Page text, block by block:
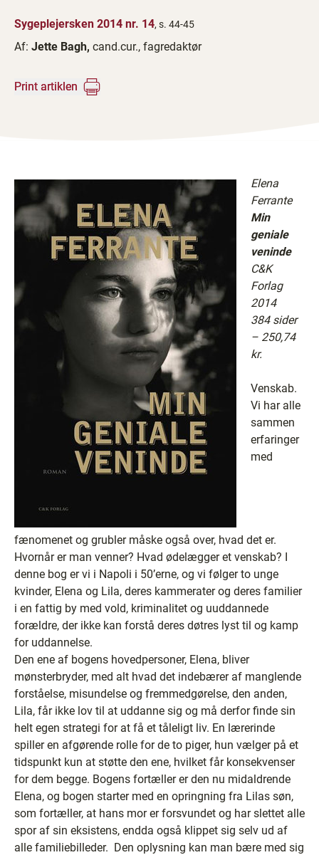
Sygeplejersken 2014 nr. 14, s. 44-45
Af: Jette Bagh, cand.cur., fagredaktør
Print artiklen
Elena
Ferrante
Min
geniale
veninde
C&K
Forlag
2014
384 sider
– 250,74
kr.
Venskab.
Vi har alle
sammen
erfaringer
med
fænomenet og grubler måske også over, hvad det er.
Hvornår er man venner? Hvad ødelægger et venskab? I
denne bog er vi i Napoli i 50’erne, og vi følger to unge
kvinder, Elena og Lila, deres kammerater og deres familier
i en fattig by med vold, kriminalitet og uuddannede
forældre, der ikke kan forstå deres døtres lyst til og kamp
for uddannelse.
Den ene af bogens hovedpersoner, Elena, bliver
mønsterbryder, med alt hvad det indebærer af manglende
forståelse, misundelse og fremmedgørelse, den anden,
Lila, får ikke lov til at uddanne sig og må derfor finde sin
helt egen strategi for at få et tåleligt liv. En lærerinde
spiller en afgørende rolle for de to piger, hun vælger på et
tidspunkt kun at støtte den ene, hvilket får konsekvenser
for dem begge. Bogens fortæller er den nu midaldrende
Elena, og bogen starter med en opringning fra Lilas søn,
som fortæller, at hans mor er forsvundet og har slettet alle
spor af sin eksistens, endda også klippet sig selv ud af
alle familiebilleder. Den oplysning kan man bære med sig